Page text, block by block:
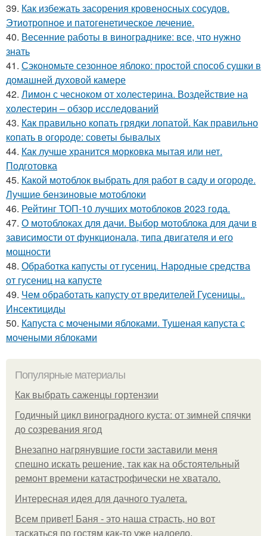
39. Как избежать засорения кровеносных сосудов.
Этиотропное и патогенетическое лечение.
40. Весенние работы в винограднике: все, что нужно
знать
41. Сэкономьте сезонное яблоко: простой способ сушки в
домашней духовой камере
42. Лимон с чесноком от холестерина. Воздействие на
холестерин – обзор исследований
43. Как правильно копать грядки лопатой. Как правильно
копать в огороде: советы бывалых
44. Как лучше хранится морковка мытая или нет.
Подготовка
45. Какой мотоблок выбрать для работ в саду и огороде.
Лучшие бензиновые мотоблоки
46. Рейтинг ТОП-10 лучших мотоблоков 2023 года.
47. О мотоблоках для дачи. Выбор мотоблока для дачи в
зависимости от функционала, типа двигателя и его
мощности
48. Обработка капусты от гусениц. Народные средства
от гусениц на капусте
49. Чем обработать капусту от вредителей Гусеницы..
Инсектициды
50. Капуста с мочеными яблоками. Тушеная капуста с
мочеными яблоками
Популярные материалы
Как выбрать саженцы гортензии
Годичный цикл виноградного куста: от зимней спячки
до созревания ягод
Внезапно нагрянувшие гости заставили меня
спешно искать решение, так как на обстоятельный
ремонт времени катастрофически не хватало.
Интересная идея для дачного туалета.
Всем привет! Баня - это наша страсть, но вот
таскаться по гостям как-то уже надоело.